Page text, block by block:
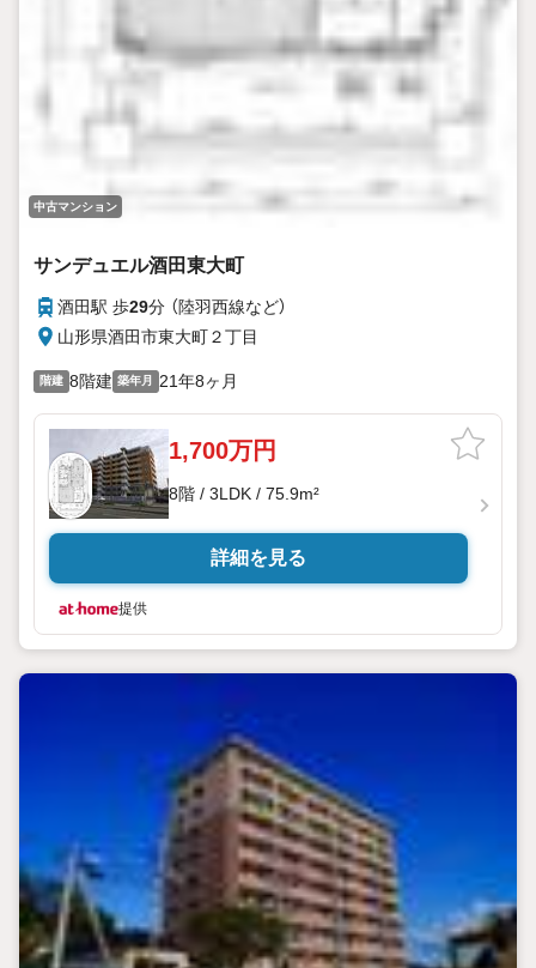
中古マンション
サンデュエル酒田東大町
酒田駅 歩29分 （陸羽西線など）
山形県酒田市東大町２丁目
階建 8階建 築年月 21年8ヶ月
1,700万円
8階 / 3LDK / 75.9m²
詳細を見る
提供